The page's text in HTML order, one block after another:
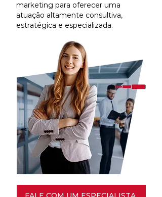
marketing para oferecer uma
atuação altamente consultiva,
estratégica e especializada.